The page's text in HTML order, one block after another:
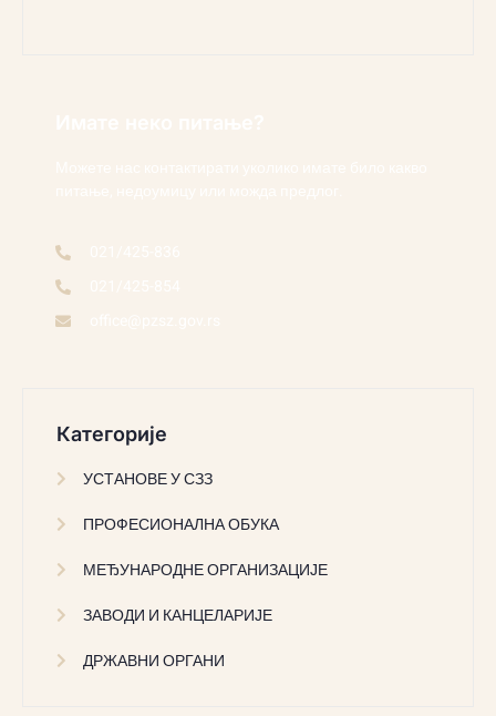
Категорије
УСТАНОВЕ У СЗЗ
ПРОФЕСИОНАЛНА ОБУКА
МЕЂУНАРОДНЕ ОРГАНИЗАЦИЈЕ
ЗАВОДИ И КАНЦЕЛАРИЈЕ
ДРЖАВНИ ОРГАНИ